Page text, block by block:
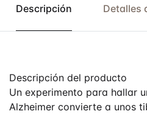
Descripción Detalles
Descripción del producto
Un experimento para hallar
Alzheimer convierte a unos